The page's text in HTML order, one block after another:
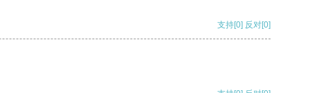
支持[0] 反对[0]